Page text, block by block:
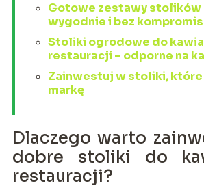
Gotowe zestawy stolików
wygodnie i bez
Stoliki ogrodowe do
restauracji – odporne na
Zainwestuj w stoliki, które
markę
Dlaczego warto
dobre stoliki do
restauracji?